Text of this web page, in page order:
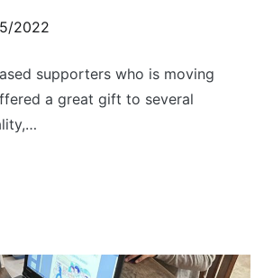
2022
supporters who is moving
a great gift to several